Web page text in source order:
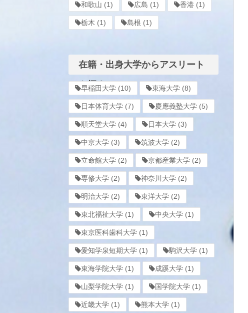
和歌山 (1) 広島 (1) 香港 (1)
栃木 (1) 島根 (1)
在籍・出身大学からアスリート
を探す
早稲田大学 (10) 東海大学 (8)
日本体育大学 (7) 慶應義塾大学 (5)
順天堂大学 (4) 日本大学 (3)
中京大学 (3) 筑波大学 (2)
立命館大学 (2) 京都産業大学 (2)
専修大学 (2) 神奈川大学 (2)
明治大学 (2) 東洋大学 (2)
東北福祉大学 (1) 中央大学 (1)
東京医科歯科大学 (1)
愛知学泉短期大学 (1) 駒沢大学 (1)
東海学院大学 (1) 成蹊大学 (1)
山梨学院大学 (1) 国学院大学 (1)
近畿大学 (1) 熊本大学 (1)